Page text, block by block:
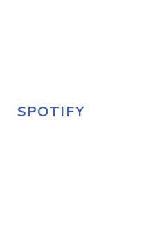
SPOTIFY